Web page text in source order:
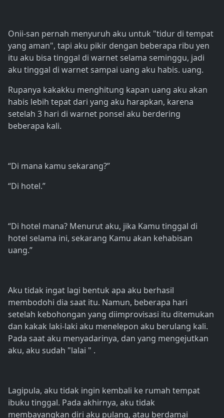
Onii-san pernah menyuruh aku untuk "tidur di tempat
yang aman", tapi aku pikir dengan beberapa ribu yen
itu aku bisa tinggal di warnet selama seminggu, jadi
aku tinggal di warnet sampai uang aku habis. uang.
Rupanya kakakku menghitung kapan uang aku akan
habis lebih tepat dari yang aku harapkan, karena
setelah 3 hari di warnet ponsel aku berdering
beberapa kali.
“Di mana kamu sekarang?”
“Di hotel.”
“Di hotel mana? Menurut aku, jika Kamu tinggal di
hotel selama ini, sekarang Kamu akan kehabisan
uang.”
Aku tidak ingat lagi bentuk apa aku berhasil
membodohi dia saat itu. Namun, beberapa hari
setelah kebohongan yang diimprovisasi itu ditemukan
dan kakak laki-laki aku menelepon aku berulang kali.
Pada saat aku menyadarinya, dan yang mengejutkan
aku, aku sudah "lalai " .
Lagipula, aku tidak ingin kembali ke rumah tempat
ibuku tinggal. Pada akhirnya, aku tidak
membayangkan diri aku pulang, atau berdamai